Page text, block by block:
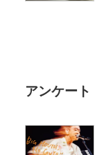
アンケート